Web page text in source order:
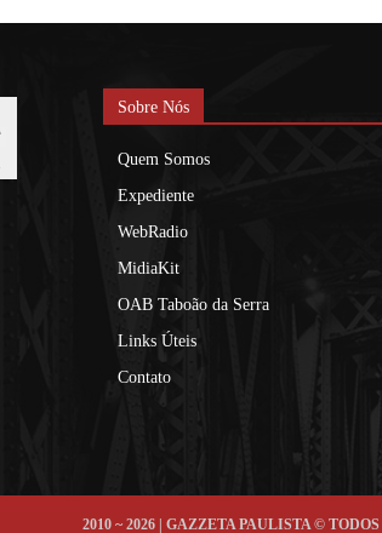
Sobre Nós
Quem Somos
Expediente
WebRadio
MidiaKit
OAB Taboão da Serra
Links Úteis
Contato
2010 ~ 2026 | GAZZETA PAULISTA ©